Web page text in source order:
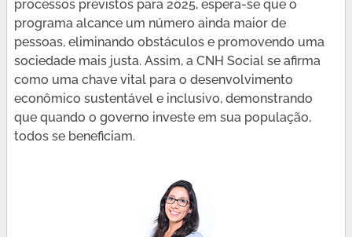
processos previstos para 2025, espera-se que o
programa alcance um número ainda maior de
pessoas, eliminando obstáculos e promovendo uma
sociedade mais justa. Assim, a CNH Social se afirma
como uma chave vital para o desenvolvimento
econômico sustentável e inclusivo, demonstrando
que quando o governo investe em sua população,
todos se beneficiam.